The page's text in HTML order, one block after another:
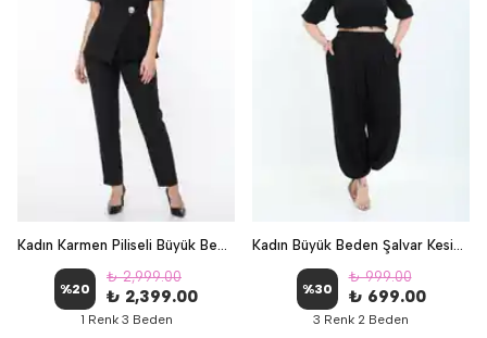
Kadın Karmen Piliseli Büyük Beden Abiye İkili Takım - Siyah
%20
₺ 2,999.00
₺ 2,399.00
1 Renk 3 Beden
Kadın Büyük Beden Şalvar Kesim Pantolon - Siyah
%30
₺ 999.00
₺ 699.00
3 Renk 2 Beden